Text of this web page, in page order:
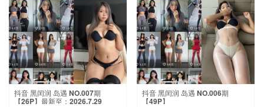
抖音 黑闰润 岛遇 NO.007期
【26P】最新至：2026.7.29
抖音 黑闰润 岛遇 NO.006期
【49P】